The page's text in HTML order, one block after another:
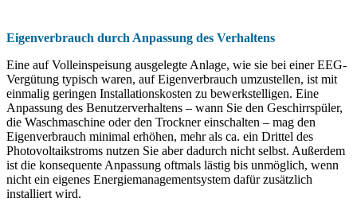
Eigenverbrauch durch Anpassung des Verhaltens
Eine auf Volleinspeisung ausgelegte Anlage, wie sie bei einer EEG-
Vergütung typisch waren, auf Eigenverbrauch umzustellen, ist mit
einmalig geringen Installationskosten zu bewerkstelligen. Eine
Anpassung des Benutzerverhaltens – wann Sie den Geschirrspüler,
die Waschmaschine oder den Trockner einschalten – mag den
Eigenverbrauch minimal erhöhen, mehr als ca. ein Drittel des
Photovoltaikstroms nutzen Sie aber dadurch nicht selbst. Außerdem
ist die konsequente Anpassung oftmals lästig bis unmöglich, wenn
nicht ein eigenes Energiemanagementsystem dafür zusätzlich
installiert wird.